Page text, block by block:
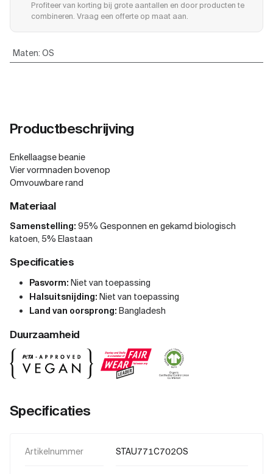
Profiteer van korting bij grote aantallen en door producten te
combineren. Vraag een offerte op maat aan.
Maten: OS
Productbeschrijving
Enkellaagse beanie
Vier vormnaden bovenop
Omvouwbare rand
Materiaal
Samenstelling: 95% Gesponnen en gekamd biologisch
katoen, 5% Elastaan
Specificaties
Pasvorm: Niet van toepassing
Halsuitsnijding: Niet van toepassing
Land van oorsprong: Bangladesh
Duurzaamheid
Specificaties
Artikelnummer STAU771C702OS